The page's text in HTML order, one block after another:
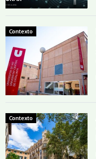
Contexto
Contexto